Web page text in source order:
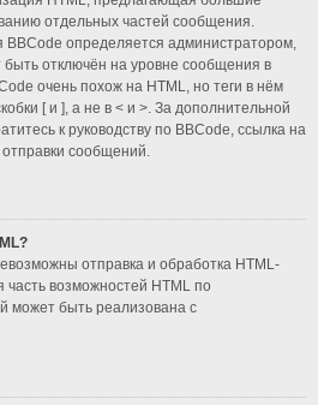
отдельных частей сообщения.
BBCode определяется администратором,
отключён на уровне сообщения в
очень похож на HTML, но теги в нём
[ и ], а не в < и >. За дополнительной
к руководству по BBCode, ссылка на
сообщений.
отправка и обработка HTML-
возможностей HTML по
может быть реализована с